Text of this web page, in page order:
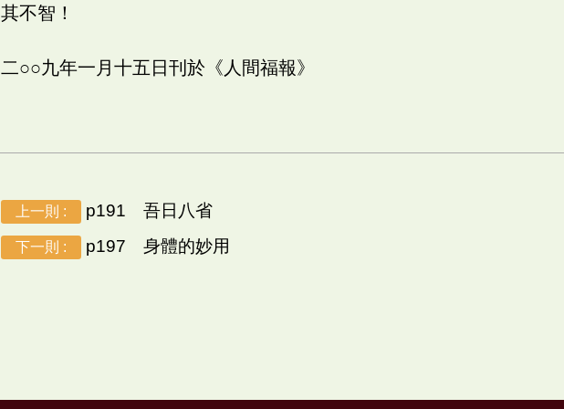
其不智！
二○○九年一月十五日刊於《人間福報》
上一則 : p191 吾日八省
下一則 : p197 身體的妙用